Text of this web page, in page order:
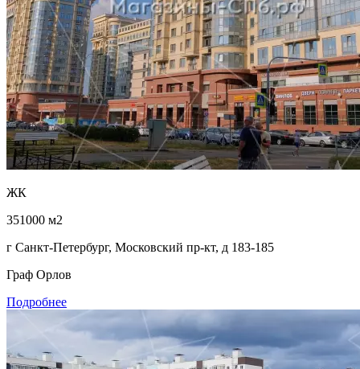
ЖК
351000 м2
г Санкт-Петербург, Московский пр-кт, д 183-185
Граф Орлов
Подробнее